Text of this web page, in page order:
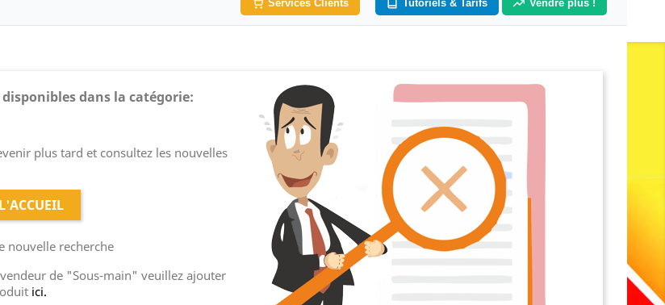
Services Clients Tutoriels & Tarifs Vendre plus !
dans la catégorie:
plus tard et consultez les nouvelles
nouvelle recherche
de "Sous-main" veuillez ajouter
ici.